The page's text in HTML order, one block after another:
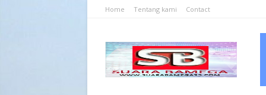
Home Tentang kami Contact